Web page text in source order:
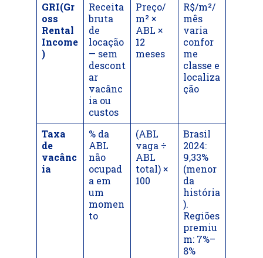
GRI(Gr
oss
Rental
Income
)
Receita
bruta
de
locação
— sem
descont
ar
vacânc
ia ou
custos
Preço/
m² ×
ABL ×
12
meses
R$/m²/
mês
varia
confor
me
classe e
localiza
ção
Taxa
de
vacânc
ia
% da
ABL
não
ocupad
a em
um
momen
to
(ABL
vaga ÷
ABL
total) ×
100
Brasil
2024:
9,33%
(menor
da
história
).
Regiões
premiu
m: 7%–
8%